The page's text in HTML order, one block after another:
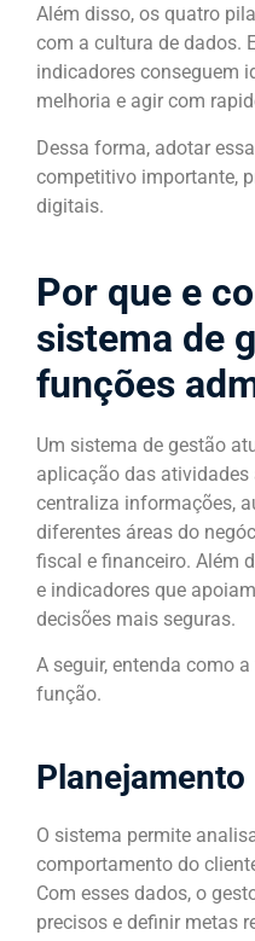
Além disso, os quatro
com a cultura de dados.
indicadores conseguem
melhoria e agir com
Dessa forma, adotar
competitivo importante,
digitais.
Por que e
sistema de
funções
Um sistema de gestão
aplicação das
centraliza informações,
diferentes áreas do
fiscal e financeiro. Além
e indicadores que
decisões mais seguras.
A seguir, entenda como
função.
Planejamento
O sistema permite
comportamento do
Com esses dados, o
precisos e definir metas